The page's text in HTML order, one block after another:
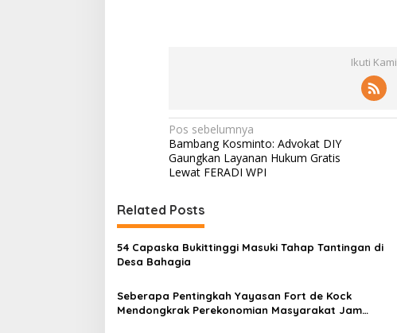
Ikuti Kami
N
a
v
i
g
a
s
i
p
Pos sebelumnya
Bambang Kosminto: Advokat DIY
Gaungkan Layanan Hukum Gratis
Lewat FERADI WPI
Related Posts
54 Capaska Bukittinggi Masuki Tahap Tantingan di
Desa Bahagia
Seberapa Pentingkah Yayasan Fort de Kock
Mendongkrak Perekonomian Masyarakat Jam